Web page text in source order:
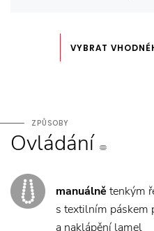
VYBRAT
ZPŮSOBY
Ovládání
manuálně tenkým
s textilním páskem
a naklápění lamel